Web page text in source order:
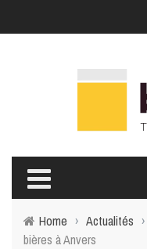
Home › Actualités ›
bières à Anvers